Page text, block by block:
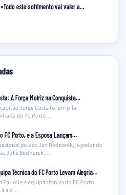
«Todo este sofrimento vai valer a…
A Força Motriz na Conquista…
Jorge Costa foi um pilar
do FC Porto…
FC Porto, e a Esposa Lançam…
polaco Jan Bednarek, jogador do
Julia Bednarek,…
Técnica do FC Porto Levam Alegria…
Farioli e a equipa técnica do FC Porto
à ala…